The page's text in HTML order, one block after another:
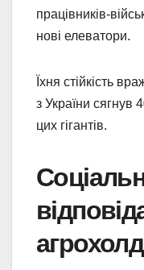
працівників-
нові елеватори.
Їхня стійкість
з України сягнув
цих гігантів.